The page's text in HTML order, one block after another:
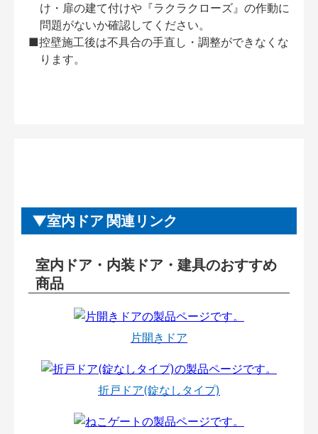
け・扉の建て付けや『ラクラクローズ』の作動に
問題がないか確認してください。
■控壁施工後は不具合の手直し・調整ができなくな
ります。
室内ドア 関連リンク
室内ドア・内装ドア・建具のおすすめ
商品
片開きドア
折戸ドア(錠なしタイプ)